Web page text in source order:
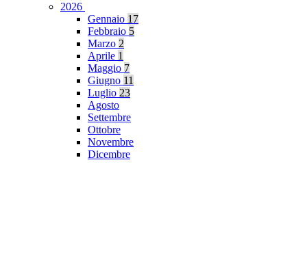
2026
Gennaio 17
Febbraio 5
Marzo 2
Aprile 1
Maggio 7
Giugno 11
Luglio 23
Agosto
Settembre
Ottobre
Novembre
Dicembre